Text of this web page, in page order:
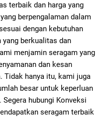
terbaik dan harga yang
berpengalaman dalam
dengan kebutuhan
yang berkualitas dan
menjamin seragam yang
dan kesan
Tidak hanya itu, kami juga
besar untuk keperluan
hubungi Konveksi
seragam terbaik